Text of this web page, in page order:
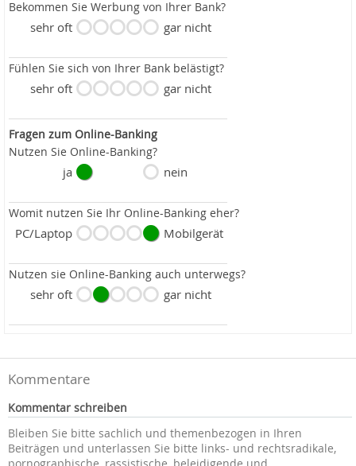
Bekommen Sie Werbung von Ihrer Bank?
sehr oft gar nicht
Fühlen Sie sich von Ihrer Bank belästigt?
sehr oft gar nicht
Fragen zum Online-Banking
Nutzen Sie Online-Banking?
ja nein
Womit nutzen Sie Ihr Online-Banking eher?
PC/Laptop Mobilgerät
Nutzen sie Online-Banking auch unterwegs?
sehr oft gar nicht
Kommentare
Kommentar schreiben
Bleiben Sie bitte sachlich und themenbezogen in Ihren
Beiträgen und unterlassen Sie bitte links- und rechtsradikale,